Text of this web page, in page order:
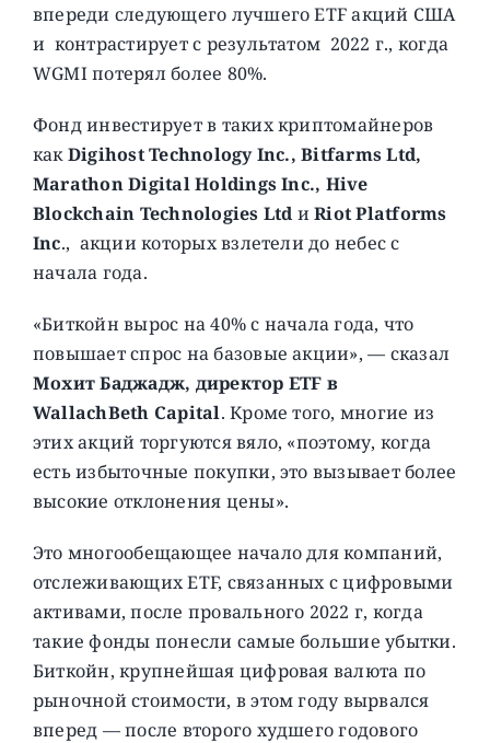
впереди следующего лучшего ETF акций США
и контрастирует с результатом 2022 г., когда
WGMI потерял более 80%.
Фонд инвестирует в таких криптомайнеров
какDigihost Technology Inc., Bitfarms Ltd,
Marathon Digital Holdings Inc., Hive
Blockchain Technologies LtdиRiot Platforms
Inc., акции которых взлетели до небес с
начала года.
«Биткойн вырос на 40% с начала года, что
повышает спрос на базовые акции», — сказал
Мохит Баджадж, директор ETF в
WallachBeth Capital. Кроме того, многие из
этих акций торгуются вяло, «поэтому, когда
есть избыточные покупки, это вызывает более
высокие отклонения цены».
Это многообещающее начало для компаний,
отслеживающих ETF, связанных с цифровыми
активами, после провального 2022 г, когда
такие фонды понесли самые большие убытки.
Биткойн, крупнейшая цифровая валюта по
рыночной стоимости, в этом году вырвался
вперед — после второго худшего годового